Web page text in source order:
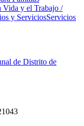
Vida y el Trabajo /
y ServiciosServicios
de Distrito de